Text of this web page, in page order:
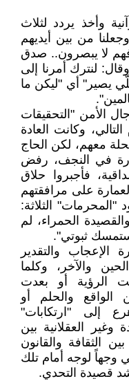
وأخذ يردد لثلاث
من بين أيديهم
لا يبصرون.. صدق
لنترك أمرنا إلى
يصير" أي "ليكن ما
الأمن "التحقيقات
وكانت العادة
معهم، لكن الحاج
في النجف، رفض
فأجبروا حلاق
على مرافقتهم
"المحرمات" الثلاثة:
الحمراء، لم
ثبوتي".
والتقدير
والآخر، وكلما
الرؤية أو بعدت
الواقع والحلم أو
إلى "ارتكابات"
وغير العقلانية بين
الثقافة والقانون
وجهاً لوجه أمام تلك
قصيدة التحدي.